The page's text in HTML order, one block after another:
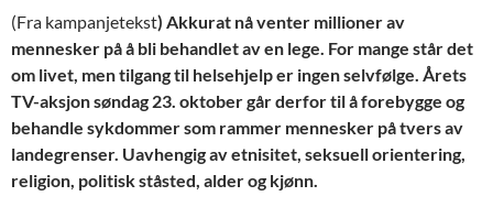
(Fra kampanjetekst) Akkurat nå venter millioner av
mennesker på å bli behandlet av en lege. For mange står det
om livet, men tilgang til helsehjelp er ingen selvfølge. Årets
TV-aksjon søndag 23. oktober går derfor til å forebygge og
behandle sykdommer som rammer mennesker på tvers av
landegrenser. Uavhengig av etnisitet, seksuell orientering,
religion, politisk ståsted, alder og kjønn.